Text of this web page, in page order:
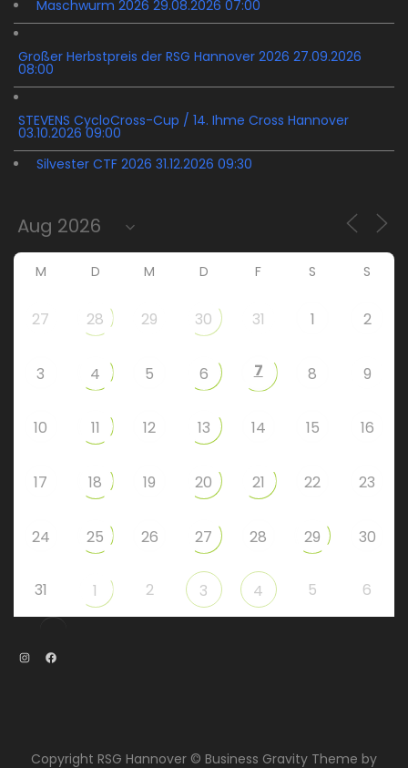
Maschwurm 2026 29.08.2026 07:00
Großer Herbstpreis der RSG Hannover 2026 27.09.2026
08:00
STEVENS CycloCross-Cup / 14. Ihme Cross Hannover
03.10.2026 09:00
Silvester CTF 2026 31.12.2026 09:30
M D M D F S S
27 28 29 30 31 1 2
3 4 5 6 7 8 9
10 11 12 13 14 15 16
17 18 19 20 21 22 23
24 25 26 27 28 29 30
31 1 2 3 4 5 6
Copyright RSG Hannover © Business Gravity Theme by